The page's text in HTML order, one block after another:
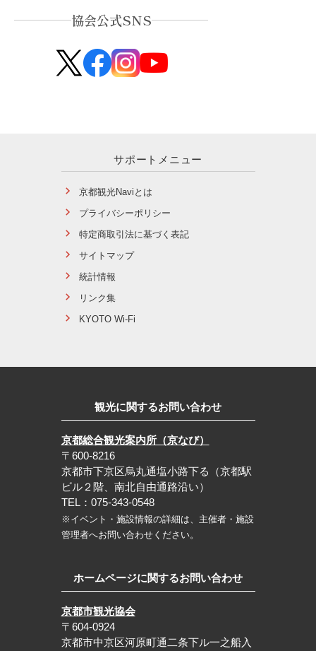
協会公式SNS
サポートメニュー
京都観光Naviとは
プライバシーポリシー
特定商取引法に基づく表記
サイトマップ
統計情報
リンク集
KYOTO Wi-Fi
観光に関するお問い合わせ
京都総合観光案内所（京なび）
〒600-8216
京都市下京区烏丸通塩小路下る（京都駅
ビル２階、南北自由通路沿い）
TEL：075-343-0548
※イベント・施設情報の詳細は、主催者・施設
管理者へお問い合わせください。
ホームページに関するお問い合わせ
京都市観光協会
〒604-0924
京都市中京区河原町通二条下ル一之船入